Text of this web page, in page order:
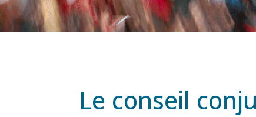
Le conseil